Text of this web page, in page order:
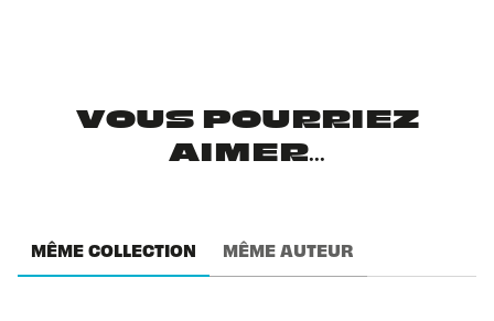
VOUS POURRIEZ
AIMER...
MÊME COLLECTION MÊME AUTEUR